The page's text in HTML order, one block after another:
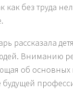
как без труда
рассказала
Вниманию
об основных